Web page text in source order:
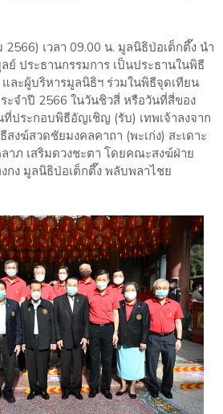
เวลา 09.00 น. มูลนิธิป่อเต็กตึ๊ง นำ
ย์ ประธานกรรมการ เป็นประธานในพิธี
ละผู้บริหารมูลนิธิฯ ร่วมในพิธีจุดเทียน
ะจำปี 2566 ในวันชิวสี่ หรือวันที่สี่ของ
ประกอบพิธีอัญเชิญ (รับ) เทพเจ้าลงจาก
งฆ์สวดชัยมงคลคาถา (พะเก่ง) สะเดาะ
าภ เสริมดวงชะตา โดยคณะสงฆ์ฝ่าย
กง มูลนิธิป่อเต็กตึ๊ง พลับพลาไชย